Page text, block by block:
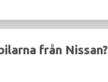
från Nissan?